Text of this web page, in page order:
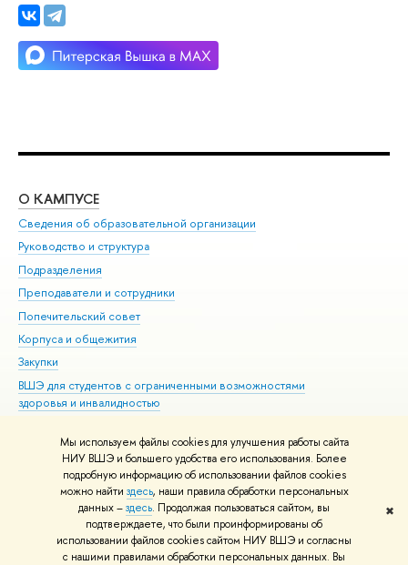
Мы используем файлы cookies для улучшения работы сайта
НИУ ВШЭ и большего удобства его использования. Более
подробную информацию об использовании файлов cookies
можно найти здесь, наши правила обработки персональных
данных –здесь. Продолжая пользоваться сайтом, вы
подтверждаете, что были проинформированы об
использовании файлов cookies сайтом НИУ ВШЭ и согласны
с нашими правилами обработки персональных данных. Вы
✖
О КАМПУСЕ
Сведения об образовательной организации
Руководство и структура
Подразделения
Преподаватели и сотрудники
Попечительский совет
Корпуса и общежития
Закупки
ВШЭ для студентов с ограниченными возможностями
здоровья и инвалидностью
Единая платежная страница
© НИУ ВШЭ 1993–2026 Адреса и контакты Условия использования
материалов Политика конфиденциальности Карта сайта